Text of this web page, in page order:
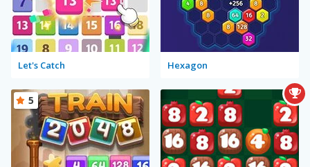
Let's Catch Hexagon
5